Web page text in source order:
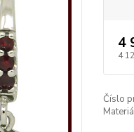
4
4
Číslo